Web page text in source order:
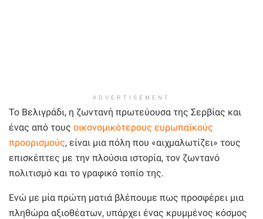
ADVERTISEMENT
Το Βελιγράδι, η ζωντανή πρωτεύουσα της Σερβίας και
ένας από τους οικονομικότερους ευρωπαϊκούς
προορισμούς, είναι μια πόλη που «αιχμαλωτίζει» τους
επισκέπτες με την πλούσια ιστορία, τον ζωντανό
πολιτισμό και το γραφικό τοπίο της.
Ενώ με μία πρώτη ματιά βλέπουμε πως προσφέρει μια
πληθώρα αξιοθέατων, υπάρχει ένας κρυμμένος κόσμος